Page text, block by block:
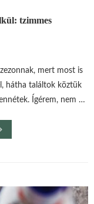
tzimmes
mert most is
hátha találtok köztük
Ígérem, nem …